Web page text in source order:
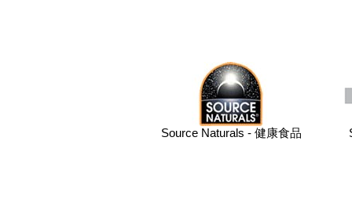
Source Naturals - 健康食品